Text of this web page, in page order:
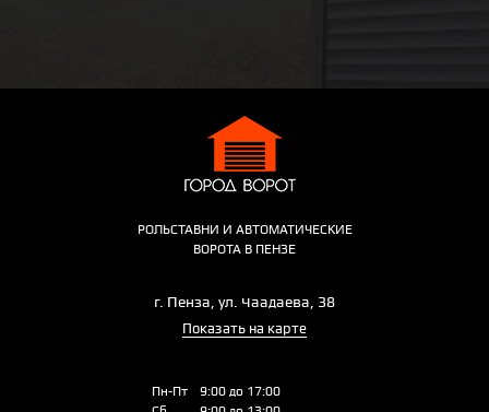
РОЛЬСТАВНИ И АВТОМАТИЧЕСКИЕ
ВОРОТА В ПЕНЗЕ
г. Пенза, ул. Чаадаева, 38
Показать на карте
Пн-Пт
9:00 до 17:00